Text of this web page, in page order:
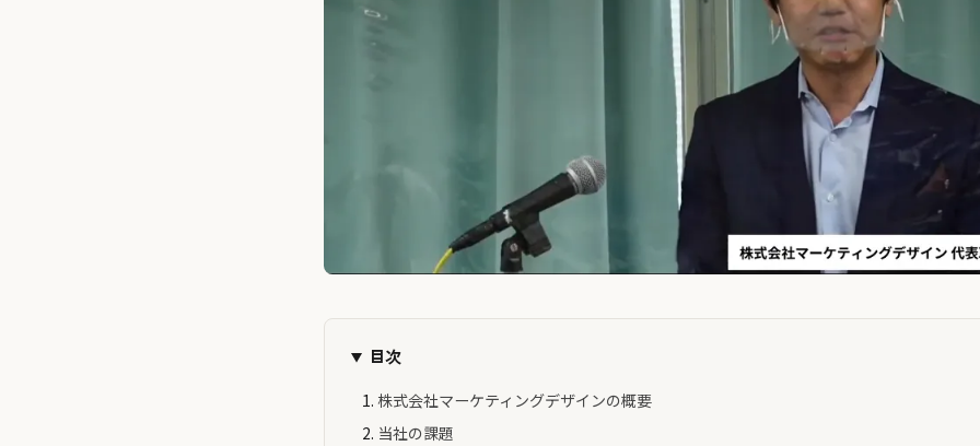
目次
株式会社マーケティングデザインの概要
当社の課題